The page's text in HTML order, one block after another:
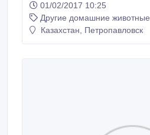
01/02/2017 10:25
Другие домашние животные
Казахстан, Петропавловск